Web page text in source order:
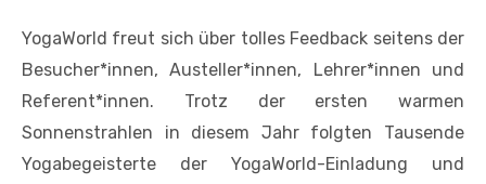
YogaWorld freut sich über tolles Feedback seitens der
Besucher*innen, Austeller*innen, Lehrer*innen und
Referent*innen. Trotz der ersten warmen
Sonnenstrahlen in diesem Jahr folgten Tausende
Yogabegeisterte der YogaWorld-Einladung und